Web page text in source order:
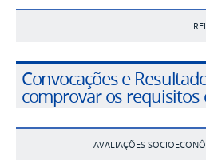
Convocações e
comprovar os requisitos
AVALIAÇÕES